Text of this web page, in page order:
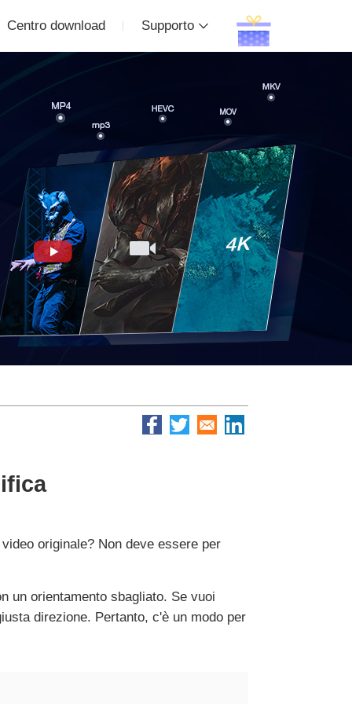
Centro download Supporto
originale? Non deve essere per
un orientamento sbagliato. Se vuoi
direzione. Pertanto, c'è un modo per